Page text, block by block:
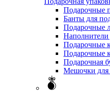
Подарочные
Банты для
Подарочные
Наполнители
Подарочные
Подарочные
Подарочная
Мешочки для